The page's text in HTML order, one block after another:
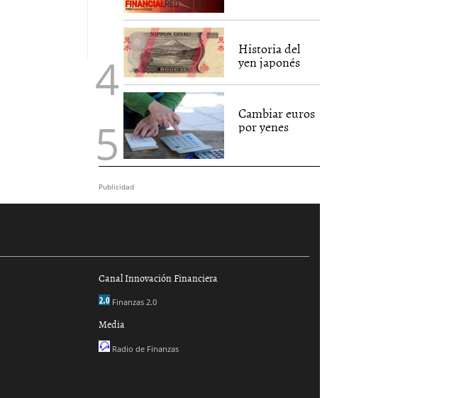
Historia del
yen japonés
Cambiar euros
por yenes
Publicidad
Canal Innovación Financiera
Finanzas 2.0
Media
Radio de Finanzas